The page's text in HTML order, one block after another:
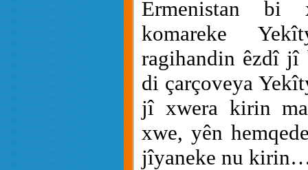
Ermenistan bi
komareke
ragihandin êzdî jî
di çarçoveya
jî xwera kirin
xwe, yên
jîyaneke nu